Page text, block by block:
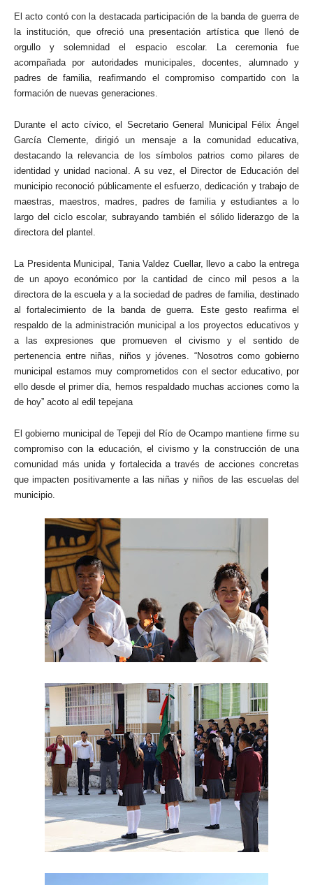
El acto contó con la destacada participación de la banda de guerra de
la institución, que ofreció una presentación artística que llenó de
orgullo y solemnidad el espacio escolar. La ceremonia fue
acompañada por autoridades municipales, docentes, alumnado y
padres de familia, reafirmando el compromiso compartido con la
formación de nuevas generaciones.
Durante el acto cívico, el Secretario General Municipal Félix Ángel
García Clemente, dirigió un mensaje a la comunidad educativa,
destacando la relevancia de los símbolos patrios como pilares de
identidad y unidad nacional. A su vez, el Director de Educación del
municipio reconoció públicamente el esfuerzo, dedicación y trabajo de
maestras, maestros, madres, padres de familia y estudiantes a lo
largo del ciclo escolar, subrayando también el sólido liderazgo de la
directora del plantel.
La Presidenta Municipal, Tania Valdez Cuellar, llevo a cabo la entrega
de un apoyo económico por la cantidad de cinco mil pesos a la
directora de la escuela y a la sociedad de padres de familia, destinado
al fortalecimiento de la banda de guerra. Este gesto reafirma el
respaldo de la administración municipal a los proyectos educativos y
a las expresiones que promueven el civismo y el sentido de
pertenencia entre niñas, niños y jóvenes. “Nosotros como gobierno
municipal estamos muy comprometidos con el sector educativo, por
ello desde el primer día, hemos respaldado muchas acciones como la
de hoy” acoto al edil tepejana
El gobierno municipal de Tepeji del Río de Ocampo mantiene firme su
compromiso con la educación, el civismo y la construcción de una
comunidad más unida y fortalecida a través de acciones concretas
que impacten positivamente a las niñas y niños de las escuelas del
municipio.